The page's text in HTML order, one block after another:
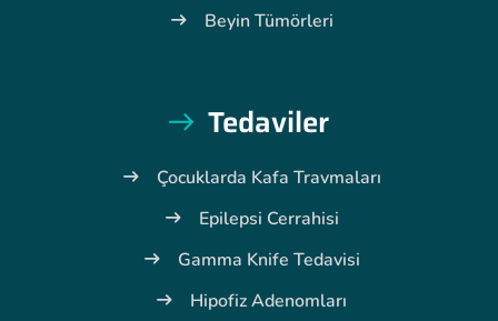
Beyin Tümörleri
Tedaviler
Çocuklarda Kafa Travmaları
Epilepsi Cerrahisi
Gamma Knife Tedavisi
Hipofiz Adenomları